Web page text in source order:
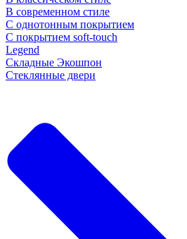
В современном стиле
С однотонным покрытием
С покрытием soft-touch
Legend
Складные Экошпон
Стеклянные двери